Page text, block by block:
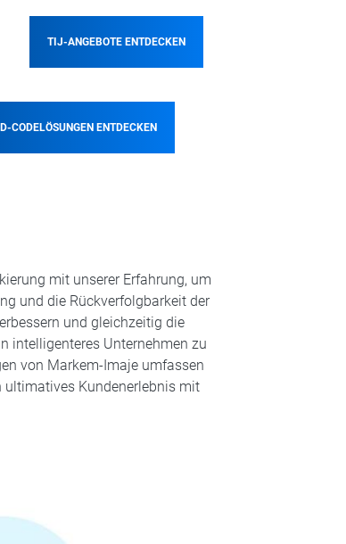
TIJ-ANGEBOTE ENTDECKEN
CODELÖSUNGEN ENTDECKEN
mit unserer Erfahrung, um
und die Rückverfolgbarkeit der
und gleichzeitig die
intelligenteres Unternehmen zu
von Markem-Imaje umfassen
ultimatives Kundenerlebnis mit